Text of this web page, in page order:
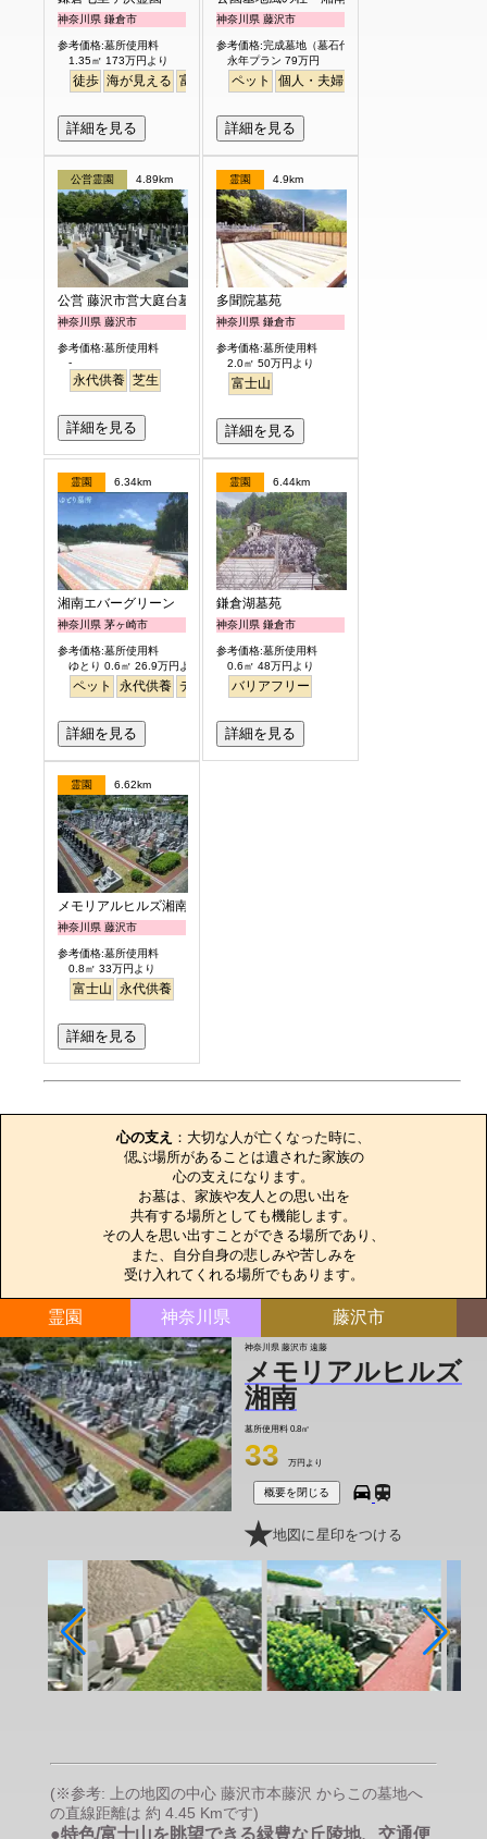
神奈川県 鎌倉市
参考価格:墓所使用料
1.35㎡ 173万円より
徒歩 海が見える 富士山
詳細を見る
神奈川県 藤沢市
参考価格:完成墓地（墓石代含）
永年プラン 79万円
ペット 個人・夫婦
詳細を見る
公営霊園 4.89km
公営 藤沢市営大庭台墓園
神奈川県 藤沢市
参考価格:墓所使用料
-
永代供養 芝生
詳細を見る
霊園 4.9km
多聞院墓苑
神奈川県 鎌倉市
参考価格:墓所使用料
2.0㎡ 50万円より
富士山
詳細を見る
霊園 6.34km
湘南エバーグリーン
神奈川県 茅ヶ崎市
参考価格:墓所使用料
ゆとり 0.6㎡ 26.9万円より
ペット 永代供養 デザイン 明るい
詳細を見る
霊園 6.44km
鎌倉湖墓苑
神奈川県 鎌倉市
参考価格:墓所使用料
0.6㎡ 48万円より
バリアフリー
詳細を見る
霊園 6.62km
メモリアルヒルズ湘南
神奈川県 藤沢市
参考価格:墓所使用料
0.8㎡ 33万円より
富士山 永代供養
詳細を見る
心の支え ：大切な人が亡くなった時に、
偲ぶ場所があることは遺された家族の
心の支えになります。
お墓は、家族や友人との思い出を
共有する場所としても機能します。
その人を思い出すことができる場所であり、
また、自分自身の悲しみや苦しみを
受け入れてくれる場所でもあります。
霊園 神奈川県 藤沢市
神奈川県 藤沢市 遠藤
メモリアルヒルズ
湘南
墓所使用料 0.8㎡
33 万円より
概要を閉じる
地図に星印をつける
(※参考: 上の地図の中心 藤沢市本藤沢 からこの墓地へ
の直線距離は 約 4.45 Kmです)
●特色/富士山を眺望できる緑豊な丘陵地、交通便